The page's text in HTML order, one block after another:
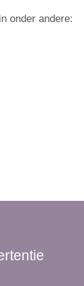
onder andere: